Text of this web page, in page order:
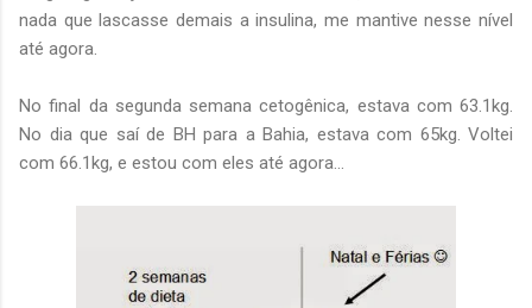
nada que lascasse demais a insulina, me mantive nesse nível
até agora.
No final da segunda semana cetogênica, estava com 63.1kg.
No dia que saí de BH para a Bahia, estava com 65kg. Voltei
com 66.1kg, e estou com eles até agora...